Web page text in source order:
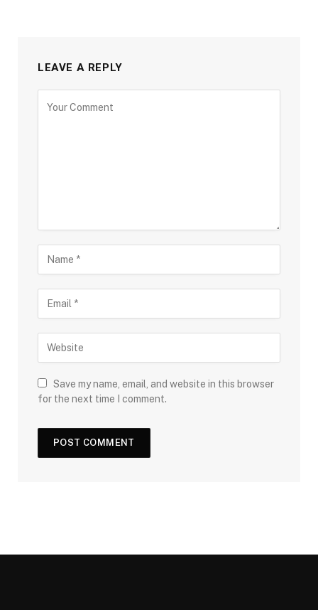
LEAVE A REPLY
Save my name, email, and website in this browser
for the next time I comment.